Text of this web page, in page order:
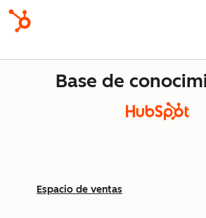
Base de
Espacio de ventas